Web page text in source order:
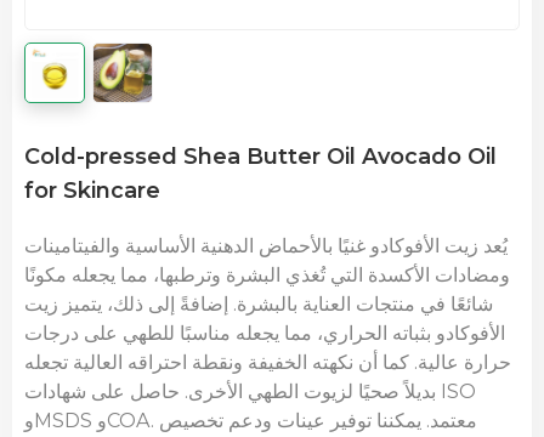
Cold-pressed Shea Butter Oil Avocado Oil
for Skincare
يُعد زيت الأفوكادو غنيًا بالأحماض الدهنية الأساسية والفيتامينات
ومضادات الأكسدة التي تُغذي البشرة وترطبها، مما يجعله مكونًا
شائعًا في منتجات العناية بالبشرة. إضافةً إلى ذلك، يتميز زيت
الأفوكادو بثباته الحراري، مما يجعله مناسبًا للطهي على درجات
حرارة عالية. كما أن نكهته الخفيفة ونقطة احتراقه العالية تجعله
بديلاً صحيًا لزيوت الطهي الأخرى. حاصل على شهادات ISO
وMSDS وCOA. معتمد. يمكننا توفير عينات ودعم تخصيص